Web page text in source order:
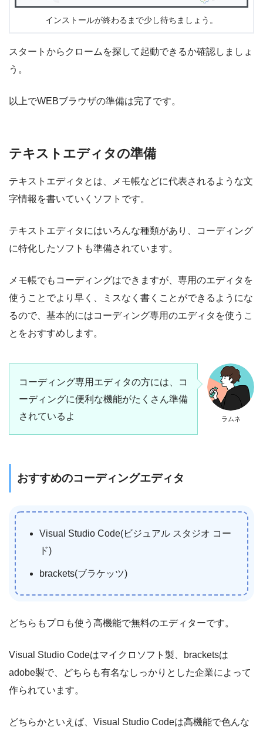
インストールが終わるまで少し待ちましょう。
スタートからクロームを探して起動できるか確認しましょ
う。
以上でWEBブラウザの準備は完了です。
テキストエディタの準備
テキストエディタとは、メモ帳などに代表されるような文
字情報を書いていくソフトです。
テキストエディタにはいろんな種類があり、コーディング
に特化したソフトも準備されています。
メモ帳でもコーディングはできますが、専用のエディタを
使うことでより早く、ミスなく書くことができるようにな
るので、基本的にはコーディング専用のエディタを使うこ
とをおすすめします。
ラムネ
コーディング専用エディタの方には、コ
ーディングに便利な機能がたくさん準備
されているよ
おすすめのコーディングエディタ
Visual Studio Code(ビジュアル スタジオ コー
ド)
brackets(ブラケッツ)
どちらもプロも使う高機能で無料のエディターです。
Visual Studio Codeはマイクロソフト製、bracketsは
adobe製で、どちらも有名なしっかりとした企業によって
作られています。
どちらかといえば、Visual Studio Codeは高機能で色んな